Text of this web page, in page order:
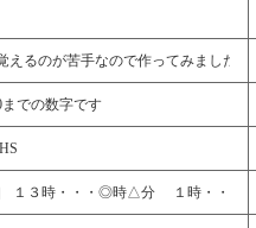
えるのが苦手なので作ってみました
までの数字です
］ １３時・・・◎時△分 １